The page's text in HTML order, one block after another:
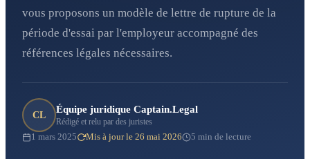
vous proposons un modèle de lettre de rupture de la
période d'essai par l'employeur accompagné des
références légales nécessaires.
CL
Équipe juridique Captain.Legal
Rédigé et relu par des juristes
1 mars 2025
Mis à jour le 26 mai 2026 5 min de lecture